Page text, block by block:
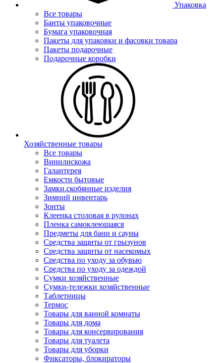
Упаковка
Все товары
Банты упаковочные
Бумага упаковочная
Пакеты для упаковки и фасовки товара
Пакеты подарочные
Подарочные коробки
Хозяйственные товары
Все товары
Винилискожа
Галантерея
Емкости бытовые
Замки.скобянные изделия
Зимний инвентарь
Зонты
Клеенка столовая в рулонах
Пленка самоклеющаяся
Предметы для бани и сауны
Средства защиты от грызунов
Средства защиты от насекомых
Средства по уходу за обувью
Средства по уходу за одеждой
Сумки хозяйственные
Сумки-тележки хозяйственные
Таблетницы
Термос
Товары для ванной комнаты
Товары для дома
Товары для консервирования
Товары для туалета
Товары для уборки
Фиксаторы, блокираторы